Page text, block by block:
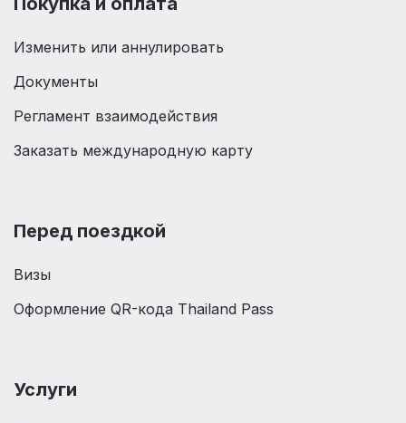
Изменить или аннулировать
Документы
Регламент взаимодействия
Заказать международную карту
Перед поездкой
Визы
Оформление QR-кода Thailand Pass
Услуги